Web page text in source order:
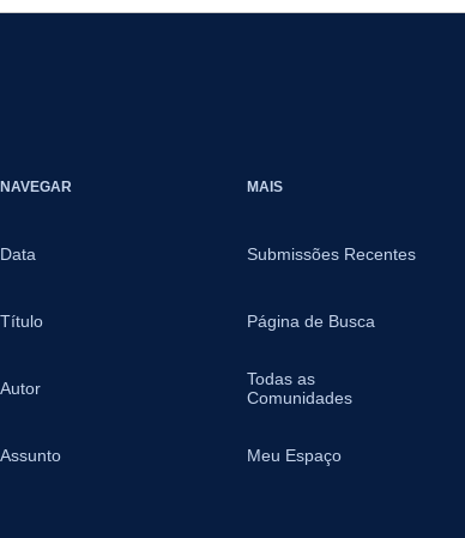
NAVEGAR
Data
Título
Autor
Assunto
MAIS
Submissões Recentes
Página de Busca
Todas as
Comunidades
Meu Espaço